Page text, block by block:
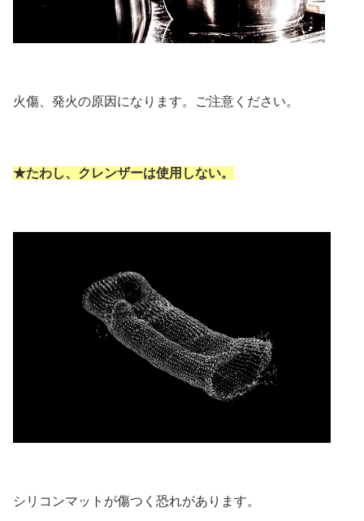
火傷、発火の原因になります。ご注意ください。
★たわし、クレンザーは使用しない。
シリコンマットが傷つく恐れがあります。